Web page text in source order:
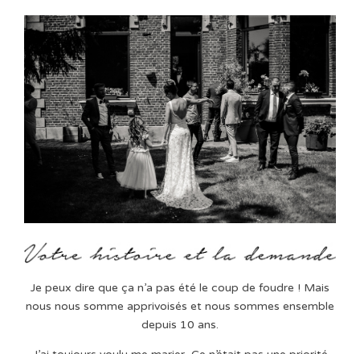
Je peux dire que ça n’a pas été le coup de foudre ! Mais
nous nous somme apprivoisés et nous sommes ensemble
depuis 10 ans.